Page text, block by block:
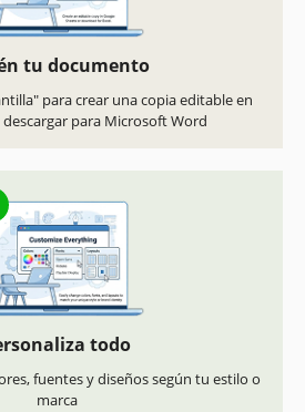
tu documento
para crear una copia editable en
descargar para Microsoft Word
todo
fuentes y diseños según tu estilo o
marca